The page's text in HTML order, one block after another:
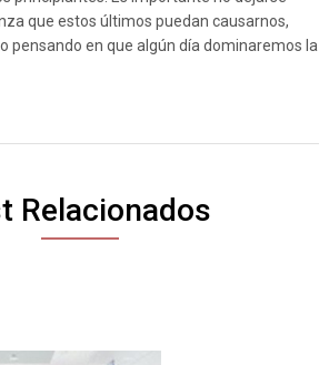
que estos últimos puedan causarnos,
pensando en que algún día dominaremos la
Relacionados